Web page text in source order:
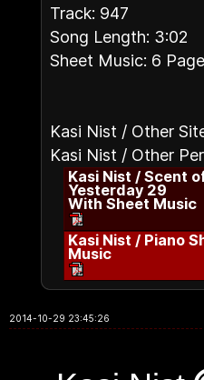
Track: 947
Song Length: 3:02
Sheet Music: 6
Kasi Nist / Other
Kasi Nist / Other
Kasi Nist / Scent
Yesterday 29
With Sheet Music
Kasi Nist / Piano
Music
2014-10-29 23:45:26